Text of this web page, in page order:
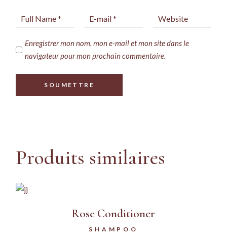
Enregistrer mon nom, mon e-mail et mon site dans le
navigateur pour mon prochain commentaire.
SOUMETTRE
Produits similaires
Rose Conditioner
SHAMPOO